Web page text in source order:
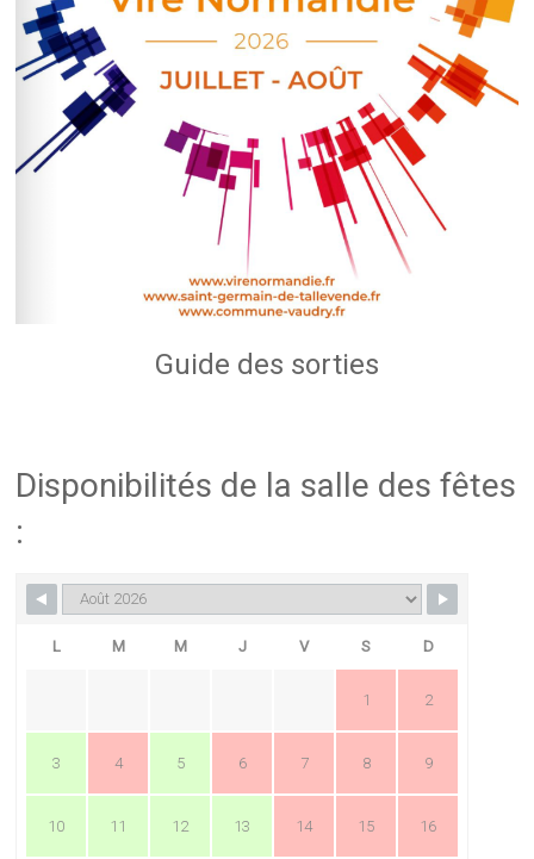
Guide des sorties
Disponibilités de la salle des fêtes
:
L M M J V S D
1 2
3 4 5 6 7 8 9
10 11 12 13 14 15 16